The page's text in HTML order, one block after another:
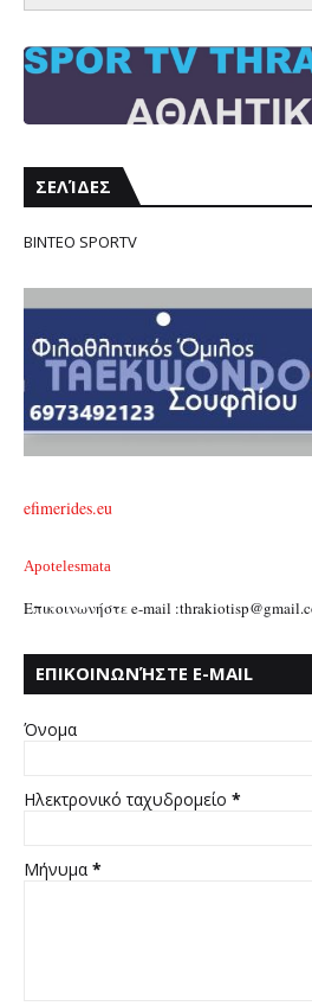
ΣΕΛΊΔΕΣ
ΒΙΝΤΕΟ SPORTV
efimerides.eu
Apotelesmata
Επικοινωνήστε e-mail
ΕΠΙΚΟΙΝΩΝΉΣΤΕ E-MAIL
Όνομα
Ηλεκτρονικό ταχυδρομείο *
Μήνυμα *